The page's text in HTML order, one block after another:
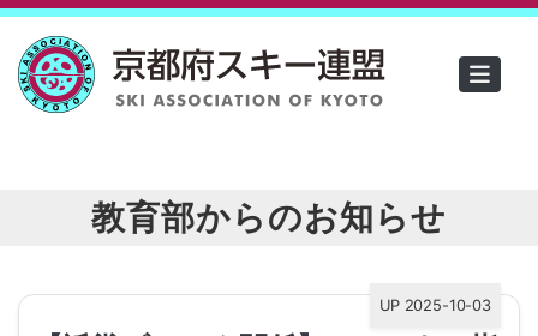
教育部からのお知らせ
UP 2025-10-03